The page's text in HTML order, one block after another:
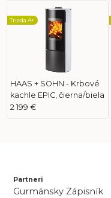
HAAS + SOHN - Krbové
kachle EPIC, čierna/biela
Trieda A+
2 199 €
Partneri
Gurmánsky Zápisník